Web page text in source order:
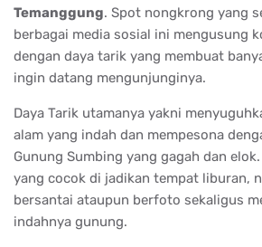
Temanggung. Spot nongkrong yang
berbagai media sosial ini mengusung
dengan daya tarik yang membuat
ingin datang mengunjunginya.
Daya Tarik utamanya yakni
alam yang indah dan mempesona
Gunung Sumbing yang gagah dan
yang cocok di jadikan tempat liburan,
bersantai ataupun berfoto sekaligus
indahnya gunung.